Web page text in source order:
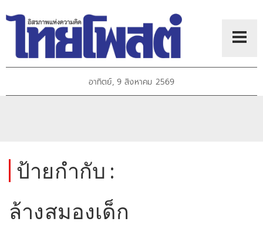
อาทิตย์, 9 สิงหาคม 2569
ป้ายกำกับ :
ล้างสมองเด็ก